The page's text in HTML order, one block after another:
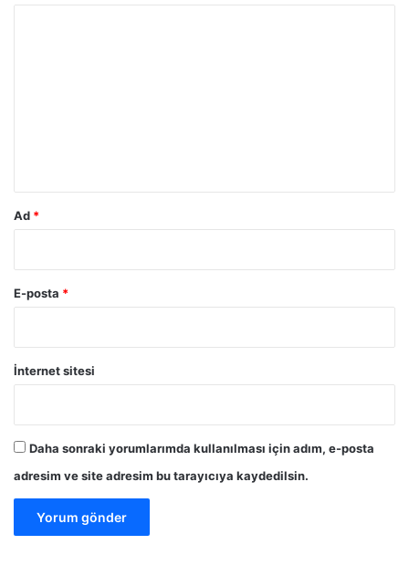
Ad *
E-posta *
İnternet sitesi
Daha sonraki yorumlarımda kullanılması için adım, e-posta
adresim ve site adresim bu tarayıcıya kaydedilsin.